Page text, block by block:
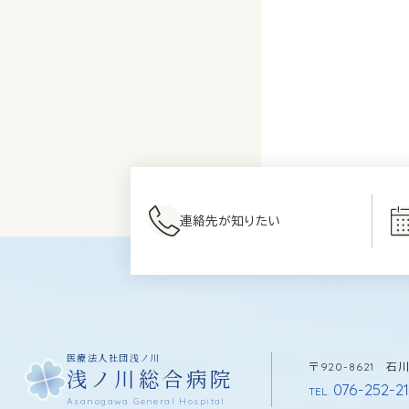
連絡先が知りたい
医療法人社団浅ノ川
浅ノ川総合病院
Asanogawa General Hospital
〒920-8621 石川
TEL. 076-252-